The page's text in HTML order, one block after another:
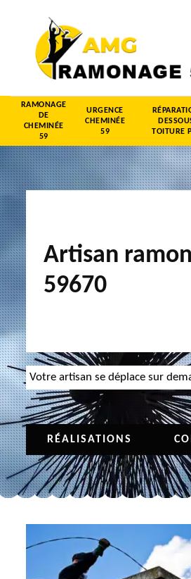
RAMONAGE
DE
CHEMINÉE
59
URGENCE
CHEMINÉE
59
TOITURE
Artisan
59670
Votre artisan se déplace sur
RÉALISATIONS